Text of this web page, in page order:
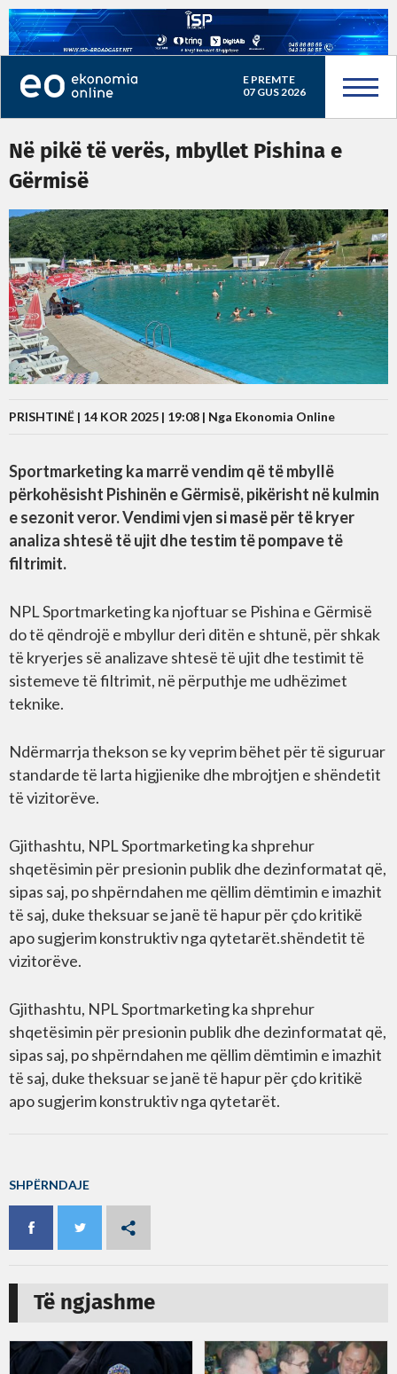
E PREMTE
07 GUS 2026
Në pikë të verës, mbyllet Pishina e
Gërmisë
PRISHTINË | 14 KOR 2025 | 19:08 | Nga Ekonomia Online
Sportmarketing ka marrë vendim që të mbyllë
përkohësisht Pishinën e Gërmisë, pikërisht në kulmin
e sezonit veror. Vendimi vjen si masë për të kryer
analiza shtesë të ujit dhe testim të pompave të
filtrimit.
NPL Sportmarketing ka njoftuar se Pishina e Gërmisë
do të qëndrojë e mbyllur deri ditën e shtunë, për shkak
të kryerjes së analizave shtesë të ujit dhe testimit të
sistemeve të filtrimit, në përputhje me udhëzimet
teknike.
Ndërmarrja thekson se ky veprim bëhet për të siguruar
standarde të larta higjienike dhe mbrojtjen e shëndetit
të vizitorëve.
Gjithashtu, NPL Sportmarketing ka shprehur
shqetësimin për presionin publik dhe dezinformatat që,
sipas saj, po shpërndahen me qëllim dëmtimin e imazhit
të saj, duke theksuar se janë të hapur për çdo kritikë
apo sugjerim konstruktiv nga qytetarët.shëndetit të
vizitorëve.
Gjithashtu, NPL Sportmarketing ka shprehur
shqetësimin për presionin publik dhe dezinformatat që,
sipas saj, po shpërndahen me qëllim dëmtimin e imazhit
të saj, duke theksuar se janë të hapur për çdo kritikë
apo sugjerim konstruktiv nga qytetarët.
SHPËRNDAJE
Të ngjashme